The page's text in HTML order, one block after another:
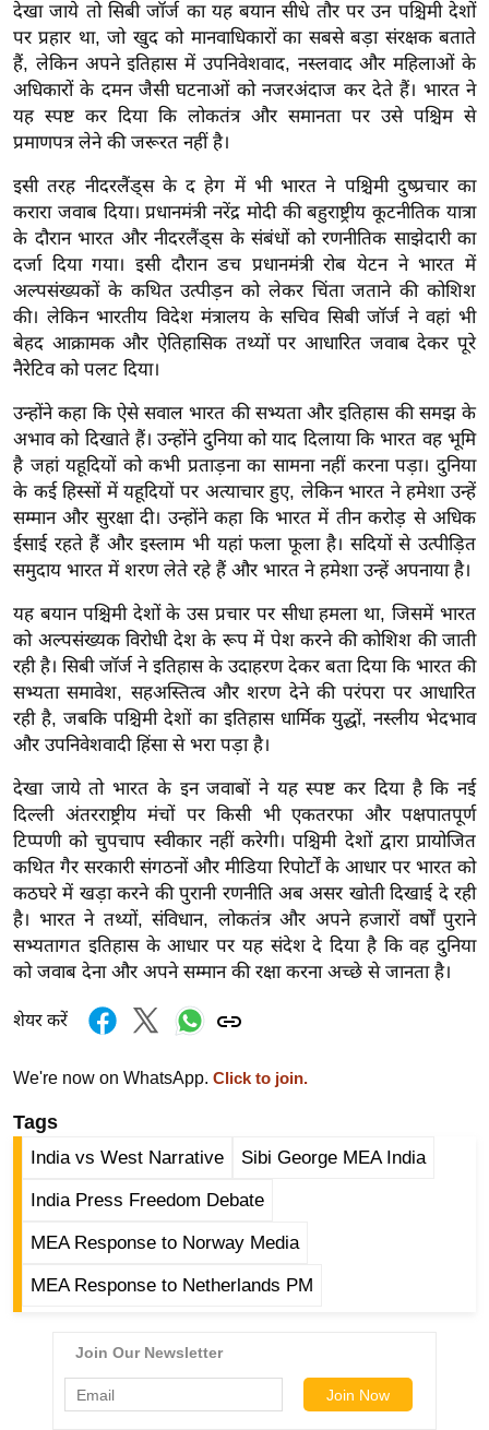
न्यू
ज
ब्री
फ
म
रं
ज
न
ज
ग
त
बॉ
वु
ड
हॉ
ली
वु
ड
फि
ल्म
स
मी
क्षा
B
r
e
a
k
i
n
g
N
इ
फ
इ
ल
टे
देखा जाये तो सिबी जॉर्ज का यह बयान सीधे तौर पर उन पश्चिमी देशों
पर प्रहार था, जो खुद को मानवाधिकारों का सबसे बड़ा संरक्षक बताते
हैं, लेकिन अपने इतिहास में उपनिवेशवाद, नस्लवाद और महिलाओं के
अधिकारों के दमन जैसी घटनाओं को नजरअंदाज कर देते हैं। भारत ने
यह स्पष्ट कर दिया कि लोकतंत्र और समानता पर उसे पश्चिम से
प्रमाणपत्र लेने की जरूरत नहीं है।
इसी तरह नीदरलैंड्स के द हेग में भी भारत ने पश्चिमी दुष्प्रचार का
करारा जवाब दिया। प्रधानमंत्री नरेंद्र मोदी की बहुराष्ट्रीय कूटनीतिक यात्रा
के दौरान भारत और नीदरलैंड्स के संबंधों को रणनीतिक साझेदारी का
दर्जा दिया गया। इसी दौरान डच प्रधानमंत्री रोब येटन ने भारत में
अल्पसंख्यकों के कथित उत्पीड़न को लेकर चिंता जताने की कोशिश
की। लेकिन भारतीय विदेश मंत्रालय के सचिव सिबी जॉर्ज ने वहां भी
बेहद आक्रामक और ऐतिहासिक तथ्यों पर आधारित जवाब देकर पूरे
नैरेटिव को पलट दिया।
उन्होंने कहा कि ऐसे सवाल भारत की सभ्यता और इतिहास की समझ के
अभाव को दिखाते हैं। उन्होंने दुनिया को याद दिलाया कि भारत वह भूमि
है जहां यहूदियों को कभी प्रताड़ना का सामना नहीं करना पड़ा। दुनिया
के कई हिस्सों में यहूदियों पर अत्याचार हुए, लेकिन भारत ने हमेशा उन्हें
सम्मान और सुरक्षा दी। उन्होंने कहा कि भारत में तीन करोड़ से अधिक
ईसाई रहते हैं और इस्लाम भी यहां फला फूला है। सदियों से उत्पीड़ित
समुदाय भारत में शरण लेते रहे हैं और भारत ने हमेशा उन्हें अपनाया है।
यह बयान पश्चिमी देशों के उस प्रचार पर सीधा हमला था, जिसमें भारत
को अल्पसंख्यक विरोधी देश के रूप में पेश करने की कोशिश की जाती
रही है। सिबी जॉर्ज ने इतिहास के उदाहरण देकर बता दिया कि भारत की
सभ्यता समावेश, सहअस्तित्व और शरण देने की परंपरा पर आधारित
रही है, जबकि पश्चिमी देशों का इतिहास धार्मिक युद्धों, नस्लीय भेदभाव
और उपनिवेशवादी हिंसा से भरा पड़ा है।
देखा जाये तो भारत के इन जवाबों ने यह स्पष्ट कर दिया है कि नई
दिल्ली अंतरराष्ट्रीय मंचों पर किसी भी एकतरफा और पक्षपातपूर्ण
टिप्पणी को चुपचाप स्वीकार नहीं करेगी। पश्चिमी देशों द्वारा प्रायोजित
कथित गैर सरकारी संगठनों और मीडिया रिपोर्टों के आधार पर भारत को
कठघरे में खड़ा करने की पुरानी रणनीति अब असर खोती दिखाई दे रही
है। भारत ने तथ्यों, संविधान, लोकतंत्र और अपने हजारों वर्षों पुराने
सभ्यतागत इतिहास के आधार पर यह संदेश दे दिया है कि वह दुनिया
को जवाब देना और अपने सम्मान की रक्षा करना अच्छे से जानता है।
शेयर करें
We're now on WhatsApp. Click to join.
Tags
India vs West Narrative Sibi George MEA India
India Press Freedom Debate
MEA Response to Norway Media
MEA Response to Netherlands PM